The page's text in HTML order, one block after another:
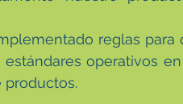
reglas para
operativos
productos.